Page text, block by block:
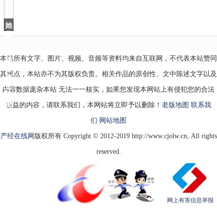
当
她
因
酒
被
雍
正
爱
本站所有文字、图片、视频、音频等资料均来自互联网，不代表本站赞同
其观点，本站亦不为其版权负责。相关作品的原创性、文中陈述文字以及
内容数据庞杂本站 无法一一核实，如果您发现本网站上有侵犯您的合法
权益的内容，请联系我们，本网站将立即予以删除！ 老版地图 联系我
们 网站地图
产经在线网 版权所有 Copyright © 2012-2019 http://www.cjolw.cn, All rights
reserved.
网上有害信息举报